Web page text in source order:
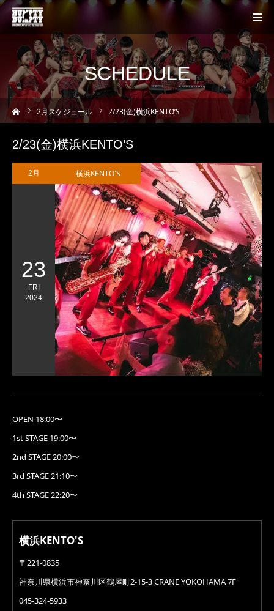
SCHEDULE
ム 2月スケジュール 2/23(金)横浜KENTO’S
2/23(金)横浜KENTO’S
2月
23
FRI
2024
横浜KENTO'S
OPEN 18:00〜
1st STAGE 19:00〜
2nd STAGE 20:00〜
3rd STAGE 21:10〜
4th STAGE 22:20〜
横浜KENTO'S
〒221-0835
神奈川県横浜市神奈川区鶴屋町2-15-3 CRANE YOKOHAMA 7F
045-324-5933